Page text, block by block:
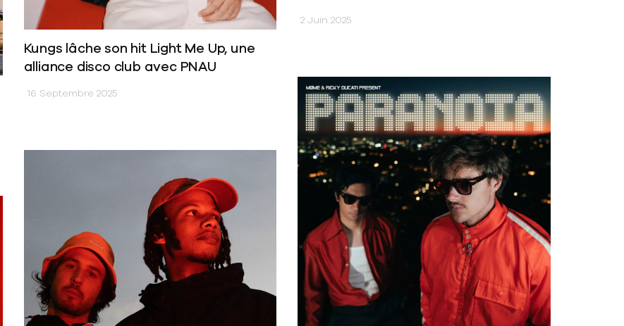
Kungs lâche son hit Light Me Up, une
alliance disco club avec PNAU
16 Septembre 2025
2 Juin 2025